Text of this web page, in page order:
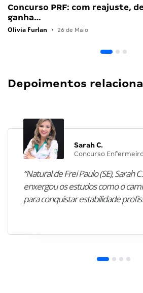
Concurso PRF: com reajuste,
ganha…
Olivia Furlan • 26 de Maio
Depoimentos
Sarah C.
Concurso
“Natural de Frei Paulo (SE), Sarah
enxergou os estudos como o
para conquistar estabilidade